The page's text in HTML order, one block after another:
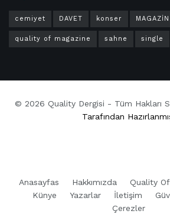
cemiyet DAVET konser MAGAZİN
quality of magazine sahne single
© 2026 Quality Dergisi - Tüm Hakları
Tarafından
Anasayfas Hakkımızda
Quality
Künye
Yazarlar İletişim
Çerezler